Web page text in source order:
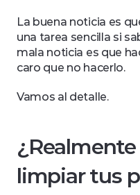
La buena noticia es
una tarea sencilla si
mala noticia es que
caro que no hacerlo.
Vamos al detalle.
limpiar tus